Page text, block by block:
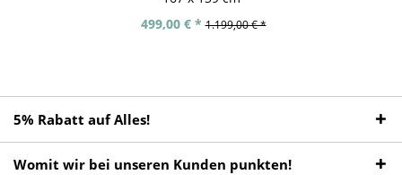
499,00 € * 1.199,00 € *
5% Rabatt auf Alles!
Womit wir bei unseren Kunden punkten!